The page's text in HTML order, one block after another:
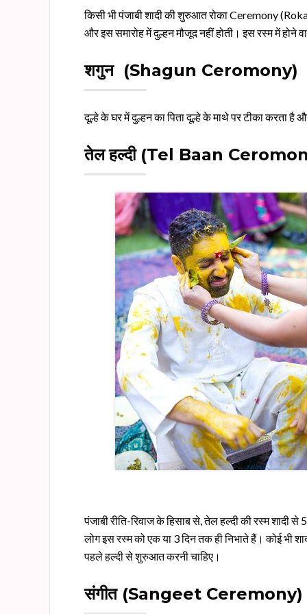
किसी भी पंजाबी शादी की शुरुआत रोका Ceremony
और इस समारोह में दुल्हन मौजूद नहीं होती। इस रस्म में होने
शगुन(Shagun Ceromony)
दूल्हे के घर में दुल्हन का पिता दूल्हे के माथे पर टीका करता
तेल हल्दी(Tel Baan
पंजाबी रीति-रिवाज के हिसाब से, तेल हल्दी की रस्म शादी
लोग इस रस्म को एक या 3 दिन तक ही निभाते हैं। कोई भी
पहले हल्दी से शुरुआत करनी चाहिए।
संगीत(Sangeet Ceremony)